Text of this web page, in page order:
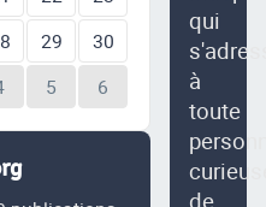
29
30
5 6
qui
à
toute
de